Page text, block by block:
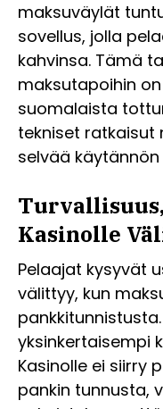
maksuväylät
sovellus, jolla
kahvinsa. Tämä
maksutapoihin
suomalaista
tekniset ratkaisut
selvää käytännön
Kasinolle
Pelaajat kysyvät
välittyy, kun
yksinkertaisempi
Kasinolle ei siirry
pankin tunnusta,